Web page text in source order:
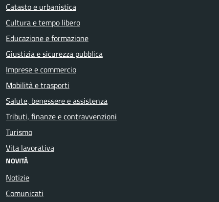
Catasto e urbanistica
Cultura e tempo libero
Educazione e formazione
Giustizia e sicurezza pubblica
Imprese e commercio
Mobilità e trasporti
Salute, benessere e assistenza
Tributi, finanze e contravvenzioni
Turismo
Vita lavorativa
NOVITÀ
Notizie
Comunicati